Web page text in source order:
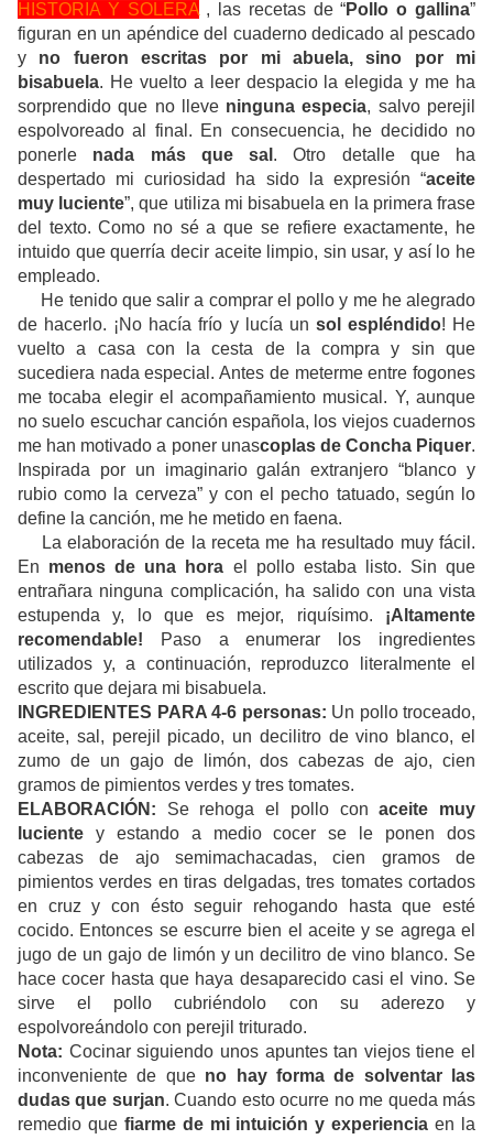
HISTORIA Y SOLERA, las recetas de “Pollo o gallina”
figuran en un apéndice del cuaderno dedicado al pescado
y no fueron escritas por mi abuela, sino por mi
bisabuela. He vuelto a leer despacio la elegida y me ha
sorprendido que no lleve ninguna especia, salvo perejil
espolvoreado al final. En consecuencia, he decidido no
ponerle nada más que sal . Otro detalle que ha
despertado mi curiosidad ha sido la expresión “aceite
muy luciente”, que utiliza mi bisabuela en la primera frase
del texto. Como no sé a que se refiere exactamente, he
intuido que querría decir aceite limpio, sin usar, y así lo he
empleado.
He tenido que salir a comprar el pollo y me he alegrado
de hacerlo. ¡No hacía frío y lucía un sol espléndido! He
vuelto a casa con la cesta de la compra y sin que
sucediera nada especial. Antes de meterme entre fogones
me tocaba elegir el acompañamiento musical. Y, aunque
no suelo escuchar canción española, los viejos cuadernos
me han motivado a poner unascoplas de Concha Piquer.
Inspirada por un imaginario galán extranjero “blanco y
rubio como la cerveza” y con el pecho tatuado, según lo
define la canción, me he metido en faena.
La elaboración de la receta me ha resultado muy fácil.
En menos de una hora el pollo estaba listo. Sin que
entrañara ninguna complicación, ha salido con una vista
estupenda y, lo que es mejor, riquísimo. ¡Altamente
recomendable! Paso a enumerar los ingredientes
utilizados y, a continuación, reproduzco literalmente el
escrito que dejara mi bisabuela.
INGREDIENTES PARA 4-6 personas: Un pollo troceado,
aceite, sal, perejil picado, un decilitro de vino blanco, el
zumo de un gajo de limón, dos cabezas de ajo, cien
gramos de pimientos verdes y tres tomates.
ELABORACIÓN: Se rehoga el pollo conaceite muy
luciente y estando a medio cocer se le ponen dos
cabezas de ajo semimachacadas, cien gramos de
pimientos verdes en tiras delgadas, tres tomates cortados
en cruz y con ésto seguir rehogando hasta que esté
cocido. Entonces se escurre bien el aceite y se agrega el
jugo de un gajo de limón y un decilitro de vino blanco. Se
hace cocer hasta que haya desaparecido casi el vino. Se
sirve el pollo cubriéndolo con su aderezo y
espolvoreándolo con perejil triturado.
Nota: Cocinar siguiendo unos apuntes tan viejos tiene el
inconveniente de que no hay forma de solventar las
dudas que surjan. Cuando esto ocurre no me queda más
remedio que fiarme de mi intuición y experiencia en la